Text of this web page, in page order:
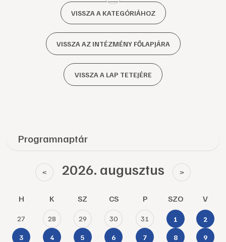
VISSZA A KATEGÓRIÁHOZ
VISSZA AZ INTÉZMÉNY FŐLAPJÁRA
VISSZA A LAP TETEJÉRE
Programnaptár
< 2026. augusztus >
H K SZ CS P SZO V
27 28 29 30 31 1 2
3 4 5 6 7 8 9